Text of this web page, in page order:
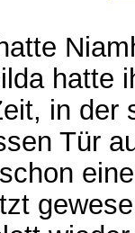
hatte
in der
Tür